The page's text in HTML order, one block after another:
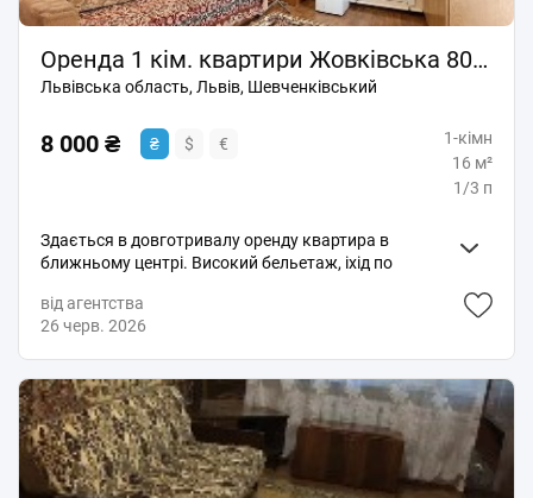
Оренда 1 кім. квартири Жовківська 8000грн.
Львівська область, Львів, Шевченківський
8 000 ₴ ₴ $ €
1-кімн
16 м²
1/3 п
Здається в довготривалу оренду квартира в
ближньому центрі. Високий бельетаж, іхід по
електричний бойлер на гарячу воду. Меблі та
побутова техніка. Для працюючої людини або для
маклера. БС.
від агентства
26 черв. 2026